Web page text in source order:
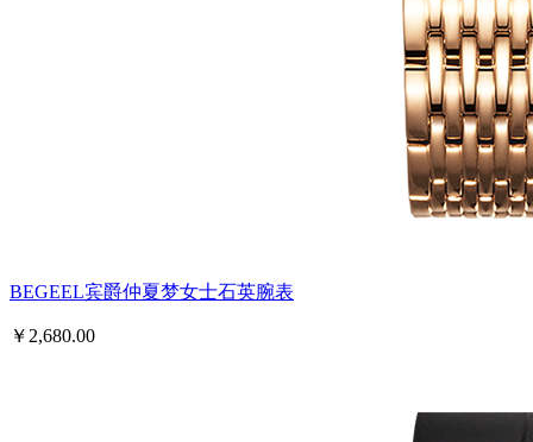
BEGEEL宾爵仲夏梦女士石英腕表
￥2,680.00